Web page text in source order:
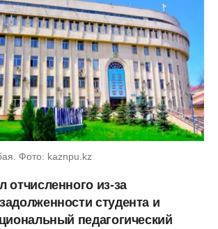
Фото: kaznpu.kz
отчисленного из-за
студента и
педагогический